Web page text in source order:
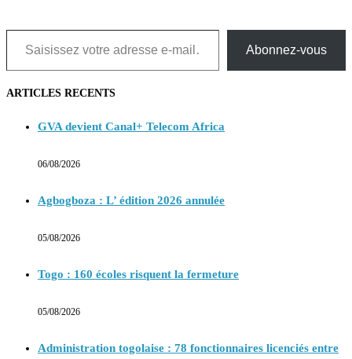
Saisissez votre adresse e-mail…
Abonnez-vous
ARTICLES RECENTS
GVA devient Canal+ Telecom Africa
06/08/2026
Agbogboza : L’ édition 2026 annulée
05/08/2026
Togo : 160 écoles risquent la fermeture
05/08/2026
Administration togolaise : 78 fonctionnaires licenciés entre